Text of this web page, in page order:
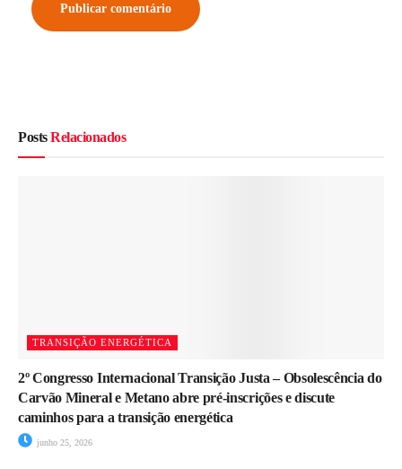
PostsRelacionados
TRANSIÇÃO ENERGÉTICA
2º Congresso Internacional Transição Justa – Obsolescência do
Carvão Mineral e Metano abre pré-inscrições e discute
caminhos para a transição energética
junho 25, 2026